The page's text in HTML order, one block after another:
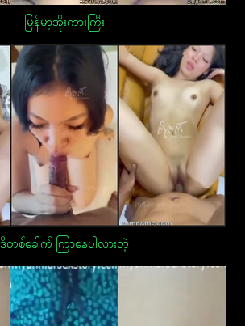
မြန်မာ့အိုးကားကြီး
ဒီတစ်ခေါက် ကြာနေပါလားတဲ့